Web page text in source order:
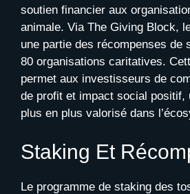
soutien financier aux
animale. Via The Giving Block,
une partie des récompenses de
80 organisations caritatives.
permet aux investisseurs de
de profit et impact social positif,
plus en plus valorisé dans
Staking Et
Le programme de staking des